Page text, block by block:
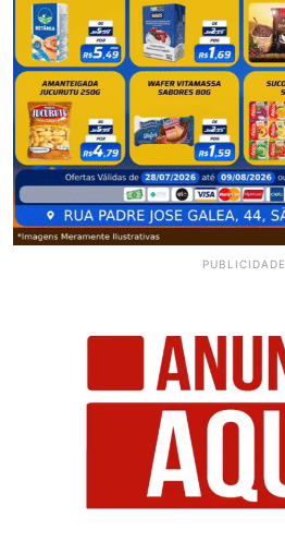
PUBLICIDADE